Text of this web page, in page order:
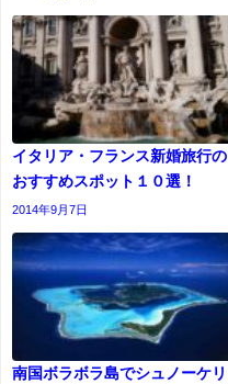
イタリア・フランス新婚旅行の
おすすめスポット１０選！
2014年9月7日
南国ボラボラ島でシュノーケリ